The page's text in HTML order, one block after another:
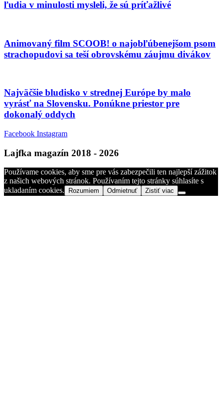
ľudia v minulosti mysleli, že sú príťažlivé
Animovaný film SCOOB! o najobľúbenejšom psom
strachopudovi sa teší obrovskému záujmu divákov
Najväčšie bludisko v strednej Európe by malo
vyrásť na Slovensku. Ponúkne priestor pre
dokonalý oddych
Facebook Instagram
Lajfka magazín 2018 - 2026
Používame cookies, aby sme pre vás zabezpečili ten najlepší zážitok
z našich webových stránok. Používaním tejto stránky súhlasíte s
ukladaním cookies.
Rozumiem Odmietnuť Zistiť viac